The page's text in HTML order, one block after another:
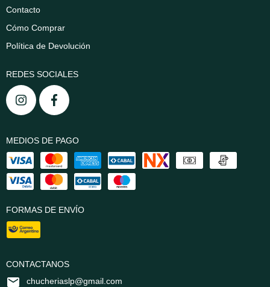
Contacto
Cómo Comprar
Política de Devolución
REDES SOCIALES
MEDIOS DE PAGO
FORMAS DE ENVÍO
CONTACTANOS
chucheriaslp@gmail.com